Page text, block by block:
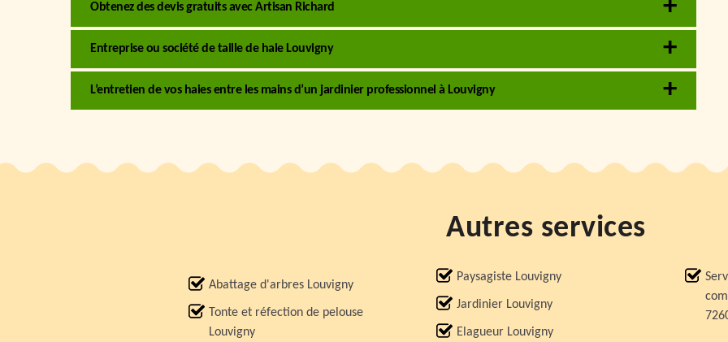
Obtenez des devis gratuits avec Artisan Richard
Entreprise ou société de taille de haie Louvigny
L’entretien de vos haies entre les mains d’un jardinier professionnel à Louvigny
Autres services
Abattage d'arbres Louvigny
Tonte et réfection de pelouse
Louvigny
Paysagiste Louvigny
Jardinier Louvigny
Elagueur Louvigny